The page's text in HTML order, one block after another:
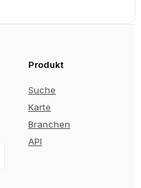
Produkt
Suche
Karte
Branchen
API